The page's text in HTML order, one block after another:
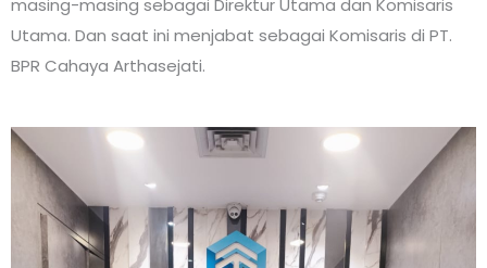
masing-masing sebagai Direktur Utama dan Komisaris
Utama. Dan saat ini menjabat sebagai Komisaris di PT.
BPR Cahaya Arthasejati.